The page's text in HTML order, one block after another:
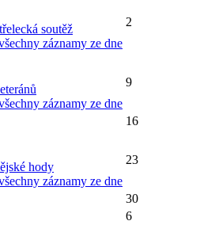
soutěž
záznamy ze dne
2
záznamy ze dne
9
16
hody
záznamy ze dne
23
30
6